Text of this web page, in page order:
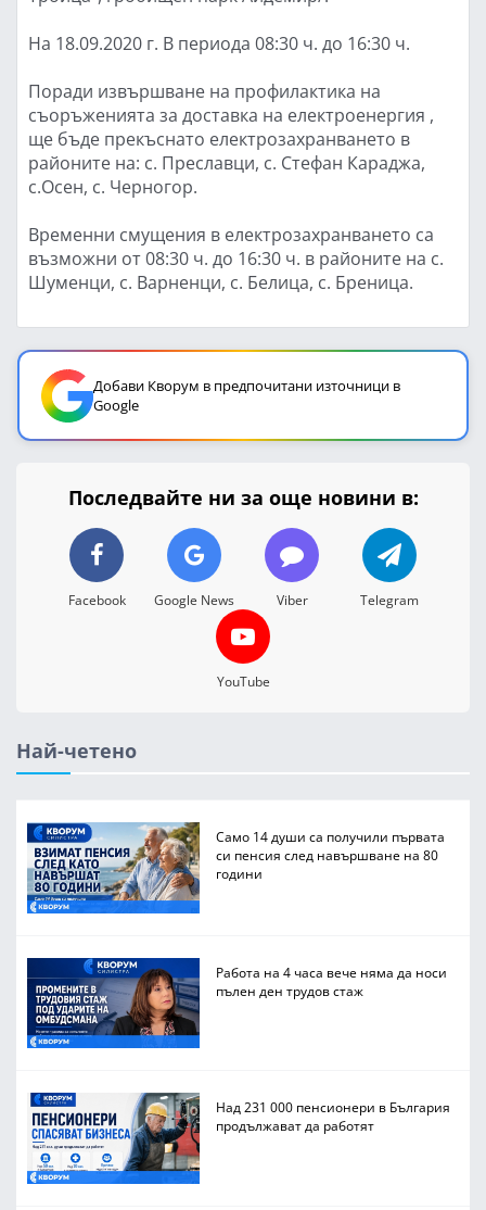
На 18.09.2020 г. В периода 08:30 ч. до 16:30 ч.
Поради извършване на профилактика на
съоръженията за доставка на електроенергия ,
ще бъде прекъснато електрозахранването в
районите на: с. Преславци, с. Стефан Караджа,
с.Осен, с. Черногор.
Временни смущения в електрозахранването са
възможни от 08:30 ч. до 16:30 ч. в районите на с.
Шуменци, с. Варненци, с. Белица, с. Бреница.
Добави Кворум в предпочитани източници в
Google
Последвайте ни за още новини в:
Facebook Google News Viber Telegram
YouTube
Най-четено
Само 14 души са получили първата
си пенсия след навършване на 80
години
Работа на 4 часа вече няма да носи
пълен ден трудов стаж
Над 231 000 пенсионери в България
продължават да работят